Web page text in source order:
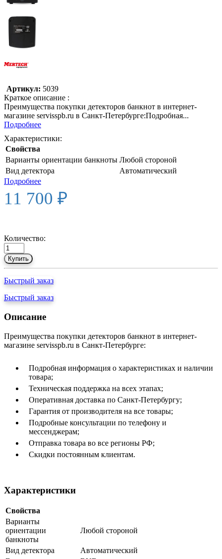
Артикул: 5039
Краткое описание :
Преимущества покупки детекторов банкнот в интернет-
магазине servisspb.ru в Санкт-Петербурге:Подробная...
Подробнее
Характеристики:
Свойства
Варианты ориентации банкноты Любой стороной
Вид детектора
Автоматический
Подробнее
11 700 ₽
Количество:
Купить
Быстрый заказ
Быстрый заказ
Описание
Преимущества покупки детекторов банкнот в интернет-
магазине servisspb.ru в Санкт-Петербурге:
Подробная информация о характеристиках и наличии
товара;
Техническая поддержка на всех этапах;
Оперативная доставка по Санкт-Петербургу;
Гарантия от производителя на все товары;
Подробные консультации по телефону и
мессенджерам;
Отправка товара во все регионы РФ;
Скидки постоянным клиентам.
Характеристики
Свойства
Варианты
ориентации
банкноты
Любой стороной
Вид детектора
Автоматический